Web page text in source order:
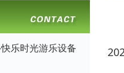
乐时光游乐设备